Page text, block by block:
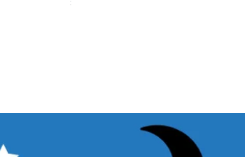
Sales Tax Included